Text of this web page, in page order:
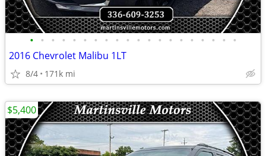
• • • • • • • • • • • • • • • • • • • •
2016 Chevrolet Malibu 1LT
8/4 171k mi
$5,400